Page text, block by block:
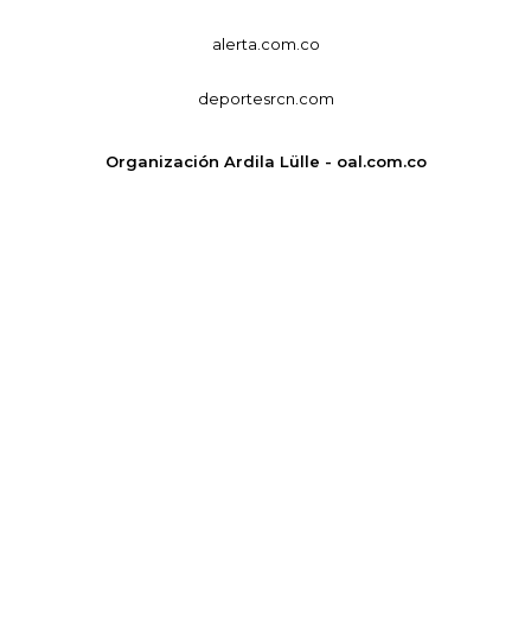
alerta.com.co
deportesrcn.com
Organización Ardila Lülle - oal.com.co